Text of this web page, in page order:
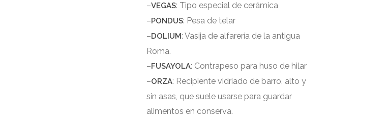
–VEGAS: Tipo especial de cerámica
–PONDUS: Pesa de telar
–DOLIUM : Vasija de alfarería de la antigua
Roma.
–FUSAYOLA: Contrapeso para huso de hilar
–ORZA: Recipiente vidriado de barro, alto y
sin asas, que suele usarse para guardar
alimentos en conserva.